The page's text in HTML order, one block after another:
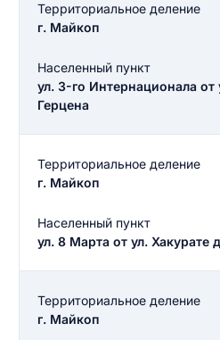
Территориальное деление
г. Майкоп
Населенный пункт
ул. 3-го Интернационала
Герцена
Территориальное деление
г. Майкоп
Населенный пункт
ул. 8 Марта от ул. Хакурате
Территориальное деление
г. Майкоп